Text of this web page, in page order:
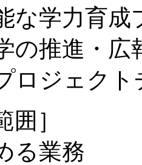
な学力育成
の推進・広
ロジェク
囲］
る業務